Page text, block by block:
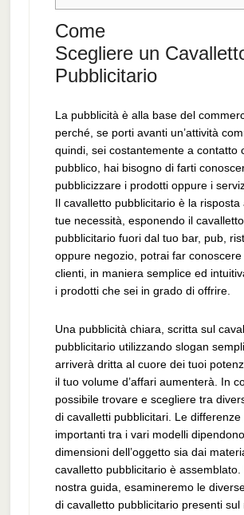
Come
Scegliere un
Pubblicitario
La pubblicità è alla base del
perché, se porti avanti un’attività
quindi, sei costantemente a contatto
pubblico, hai bisogno di farti
pubblicizzare i prodotti oppure i
Il cavalletto pubblicitario è la risposta
tue necessità, esponendo il cavalletto
pubblicitario fuori dal tuo bar, pub,
oppure negozio, potrai far conoscere
clienti, in maniera semplice ed
i prodotti che sei in grado di offrire.
Una pubblicità chiara, scritta sul
pubblicitario utilizzando slogan
arriverà dritta al cuore dei tuoi
il tuo volume d’affari aumenterà. In
possibile trovare e scegliere tra
di cavalletti pubblicitari. Le differenze
importanti tra i vari modelli
dimensioni dell’oggetto sia dai
cavalletto pubblicitario è assemblato.
nostra guida, esamineremo le
di cavalletto pubblicitario presenti sul